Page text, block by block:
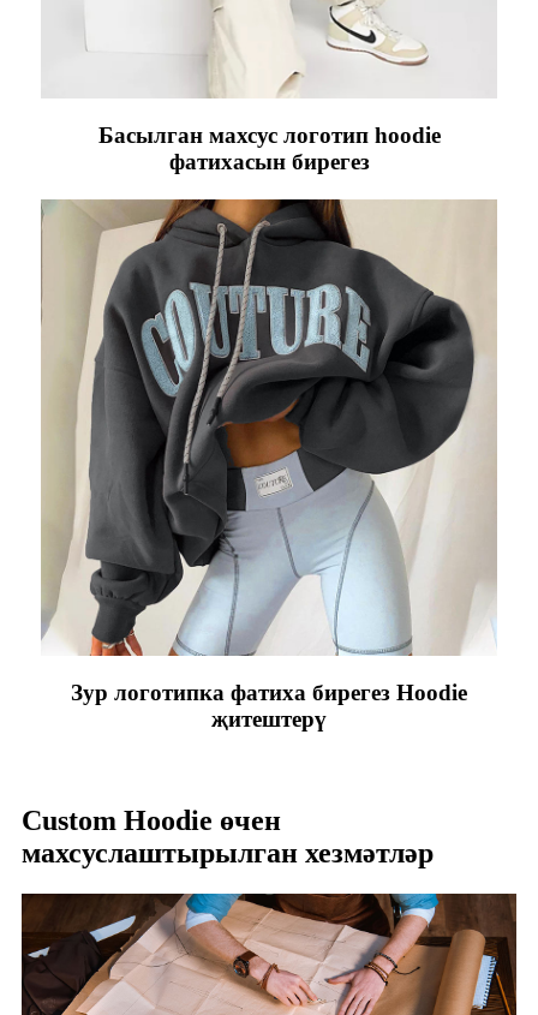
Басылган махсус логотип hoodie
фатихасын бирегез
Зур логотипка фатиха бирегез Hoodie
җитештерү
Custom Hoodie өчен
махсуслаштырылган хезмәтләр